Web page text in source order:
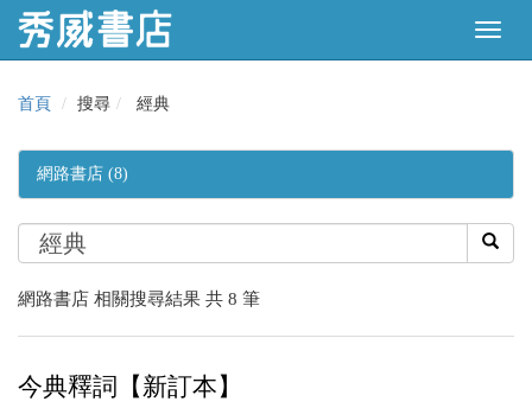
首頁 搜尋 經典
網路書店 (8)
網路書店 相關搜尋結果 共 8 筆
今典釋詞【新訂本】